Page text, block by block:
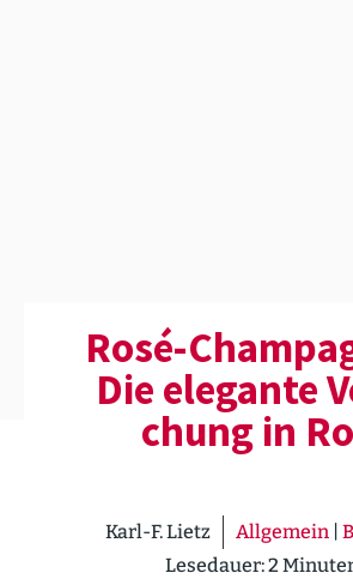
Rosé-
Die elegante
chung in
Karl-F. Lietz Allgemein
Lesedauer:2